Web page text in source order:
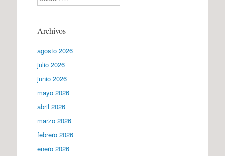
Archivos
agosto 2026
julio 2026
junio 2026
mayo 2026
abril 2026
marzo 2026
febrero 2026
enero 2026